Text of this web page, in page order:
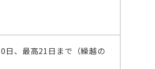
、最高21日まで（繰越の